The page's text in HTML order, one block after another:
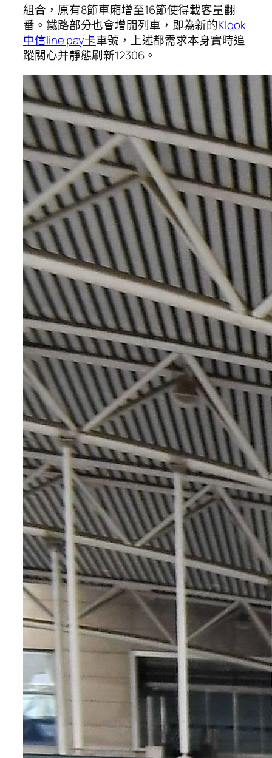
組合，原有8節車廂增至16節使得載客量翻
番。鐵路部分也會增開列車，即為新的Klook
中信line pay卡車號，上述都需求本身實時追
蹤關心并靜態刷新12306。